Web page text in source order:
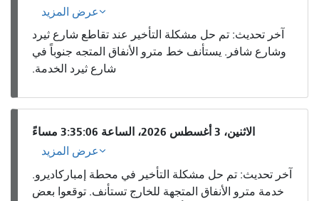
عرض المزيد
آخر تحديث: تم حل مشكلة التأخير عند تقاطع شارع ثيرد
وشارع شافر. يستأنف خط مترو الأنفاق المتجه جنوباً في
شارع ثيرد الخدمة.
الاثنين، 3 أغسطس 2026، الساعة 3:35:06 مساءً
عرض المزيد
آخر تحديث: تم حل مشكلة التأخير في محطة إمباركاديرو.
خدمة مترو الأنفاق المتجهة للخارج تستأنف. توقعوا بعض